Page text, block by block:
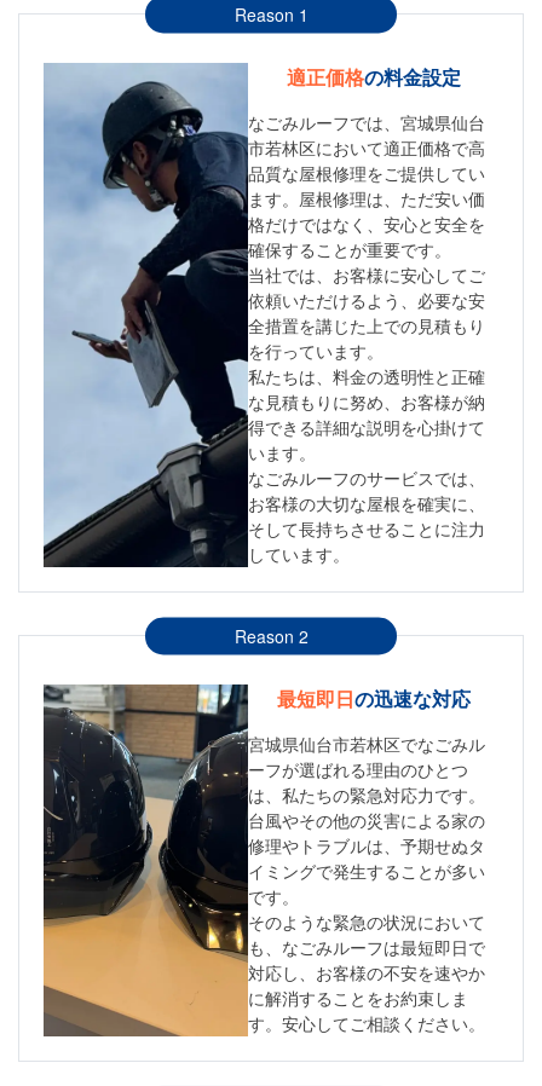
Reason 1
適正価格の料金設定
なごみルーフでは、宮城県仙台
市若林区において適正価格で高
品質な屋根修理をご提供してい
ます。屋根修理は、ただ安い価
格だけではなく、安心と安全を
確保することが重要です。
当社では、お客様に安心してご
依頼いただけるよう、必要な安
全措置を講じた上での見積もり
を行っています。
私たちは、料金の透明性と正確
な見積もりに努め、お客様が納
得できる詳細な説明を心掛けて
います。
なごみルーフのサービスでは、
お客様の大切な屋根を確実に、
そして長持ちさせることに注力
しています。
Reason 2
最短即日の迅速な対応
宮城県仙台市若林区でなごみル
ーフが選ばれる理由のひとつ
は、私たちの緊急対応力です。
台風やその他の災害による家の
修理やトラブルは、予期せぬタ
イミングで発生することが多い
です。
そのような緊急の状況において
も、なごみルーフは最短即日で
対応し、お客様の不安を速やか
に解消することをお約束しま
す。安心してご相談ください。